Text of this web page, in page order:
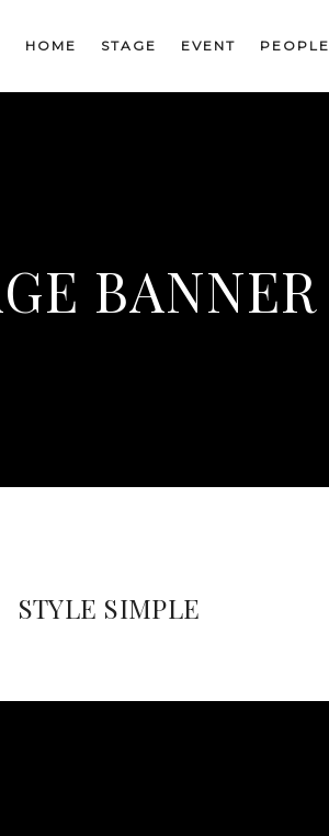
HOME STAGE EVENT PEOPLE
BANNER
STYLE SIMPLE